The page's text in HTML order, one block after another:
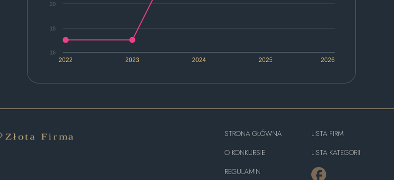
2022 2023 2024 2025 2026
16
18
20
STRONA GŁÓWNA
O KONKURSIE
REGULAMIN
LISTA FIRM
LISTA KATEGORII